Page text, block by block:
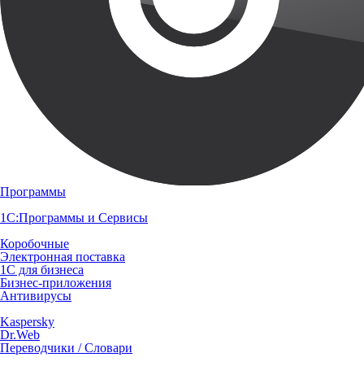
Программы
1С:Программы и Сервисы
Коробочные
Электронная поставка
1С для бизнеса
Бизнес-приложения
Антивирусы
Kaspersky
Dr.Web
Переводчики / Словари